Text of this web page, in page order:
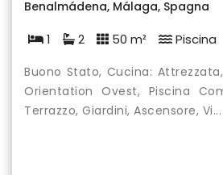
Benalmádena, Málaga, Spagna
1 2 50 m² Piscina
Buono Stato, Cucina:
Orientation Ovest, Piscina
Terrazzo, Giardini, Ascensore, Vi...